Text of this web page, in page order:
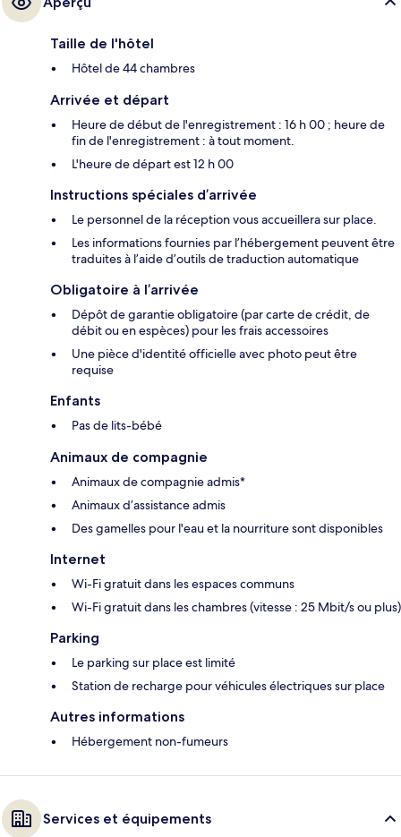
Taille de l'hôtel
Hôtel de 44 chambres
Arrivée et départ
Heure de début de l'enregistrement : 16 h 00 ; heure de
fin de l'enregistrement : à tout moment.
L'heure de départ est 12 h 00
Instructions spéciales d’arrivée
Le personnel de la réception vous accueillera sur place.
Les informations fournies par l’hébergement peuvent être
traduites à l’aide d’outils de traduction automatique
Obligatoire à l’arrivée
Dépôt de garantie obligatoire (par carte de crédit, de
débit ou en espèces) pour les frais accessoires
Une pièce d'identité officielle avec photo peut être
requise
Enfants
Pas de lits-bébé
Animaux de compagnie
Animaux de compagnie admis*
Animaux d’assistance admis
Des gamelles pour l'eau et la nourriture sont disponibles
Internet
Wi-Fi gratuit dans les espaces communs
Wi-Fi gratuit dans les chambres (vitesse : 25 Mbit/s ou plus)
Parking
Le parking sur place est limité
Station de recharge pour véhicules électriques sur place
Autres informations
Hébergement non-fumeurs
Services et équipements